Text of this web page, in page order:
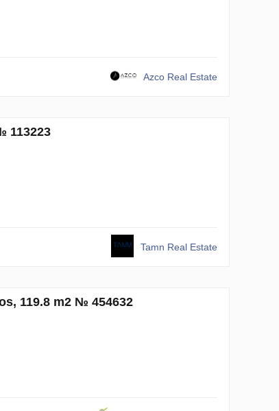
Azco Real Estate
113223
Tamn Real Estate
119.8 m2 № 454632